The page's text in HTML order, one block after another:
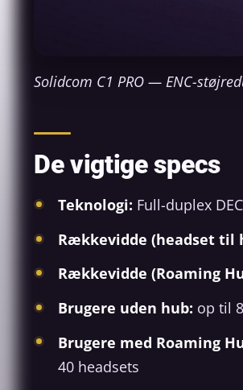
Solidcom C1 PRO — ENC-
De vigtige specs
Teknologi: Full-duplex
Rækkevidde (headset til
Rækkevidde (Roaming
Brugere uden hub: op til
Brugere med Roaming
40 headsets